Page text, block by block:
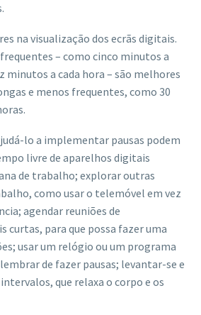
na visualização dos ecrãs digitais.
– como cinco minutos a
minutos a cada hora – são melhores
e menos frequentes, como 30
lo a implementar pausas podem
livre de aparelhos digitais
de trabalho; explorar outras
como usar o telemóvel em vez
agendar reuniões de
curtas, para que possa fazer uma
usar um relógio ou um programa
de fazer pausas; levantar-se e
que relaxa o corpo e os